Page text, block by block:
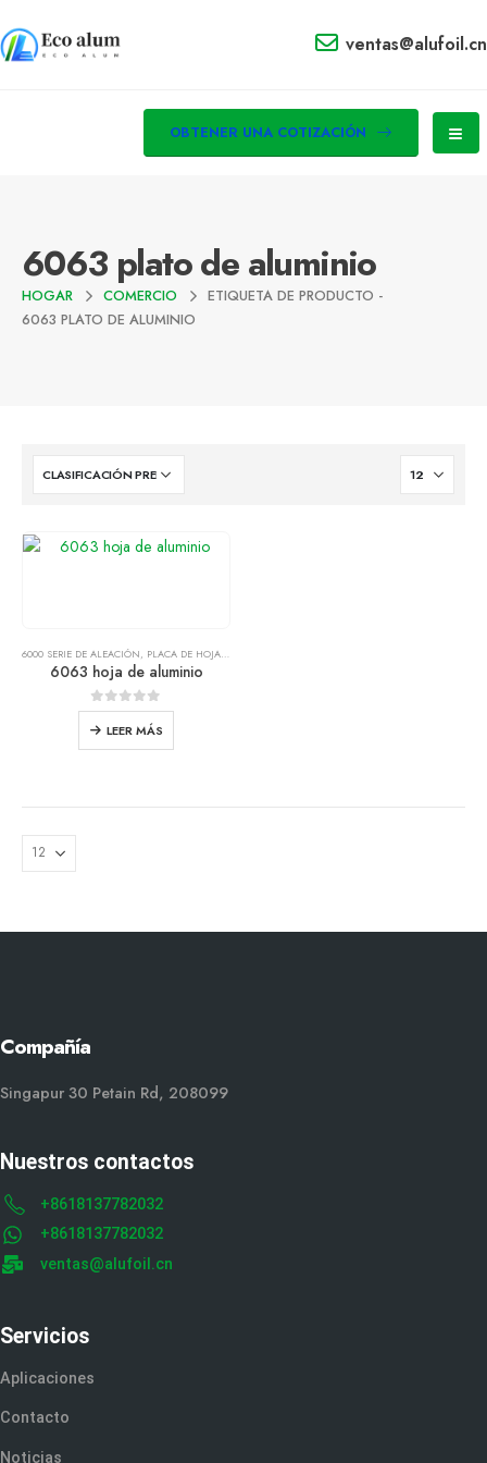
ventas@alufoil.cn
OBTENER UNA COTIZACIÓN
6063 plato de aluminio
HOGAR COMERCIO
ETIQUETA DE PRODUCTO -
6063 PLATO DE ALUMINIO
6000 SERIE DE ALEACIÓN, PLACA DE HOJA DE ALUMINIO
6063 hoja de aluminio
0fuera de 5
LEER MÁS
Compañía
Singapur 30 Petain Rd, 208099
Nuestros contactos
+8618137782032
+8618137782032
ventas@alufoil.cn
Servicios
Aplicaciones
Contacto
Noticias